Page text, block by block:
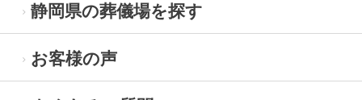
静岡県の葬儀場を探す
お客様の声